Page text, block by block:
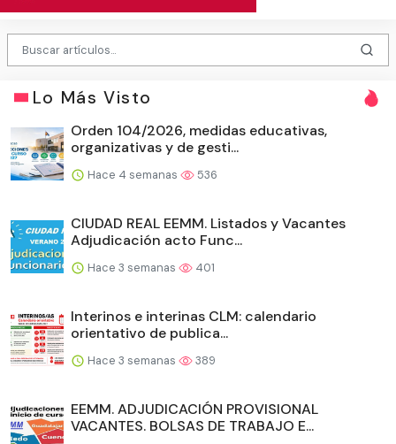
Lo Más Visto
Orden 104/2026, medidas educativas,
organizativas y de gesti...
Hace 4 semanas 536
CIUDAD REAL EEMM. Listados y Vacantes
Adjudicación acto Func...
Hace 3 semanas 401
Interinos e interinas CLM: calendario
orientativo de publica...
Hace 3 semanas 389
EEMM. ADJUDICACIÓN PROVISIONAL
VACANTES. BOLSAS DE TRABAJO E...